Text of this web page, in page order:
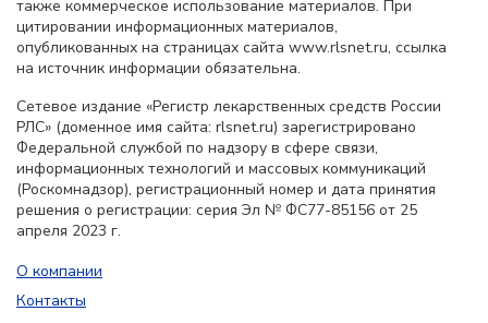
также коммерческое использование материалов. При
цитировании информационных материалов,
опубликованных на страницах сайта www.rlsnet.ru, ссылка
на источник информации обязательна.
Сетевое издание «Регистр лекарственных средств России
РЛС» (доменное имя сайта: rlsnet.ru) зарегистрировано
Федеральной службой по надзору в сфере связи,
информационных технологий и массовых коммуникаций
(Роскомнадзор), регистрационный номер и дата принятия
решения о регистрации: серия Эл № ФС77-85156 от 25
апреля 2023 г.
О компании
Контакты